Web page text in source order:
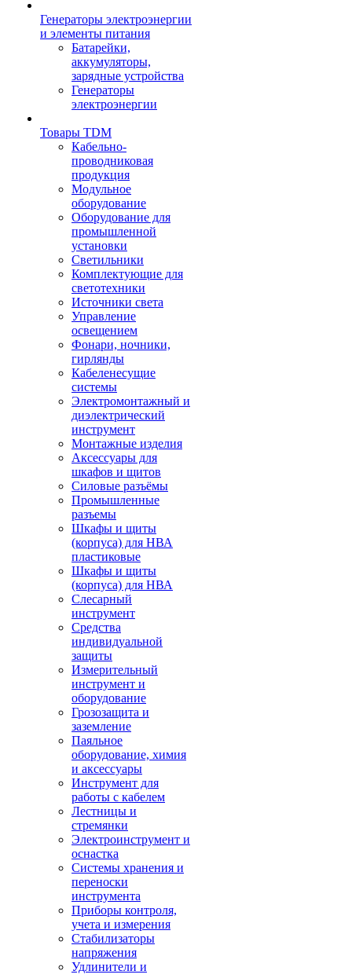
Генераторы электроэнергии
и элементы питания
Батарейки,
аккумуляторы,
зарядные устройства
Генераторы
электроэнергии
Товары TDM
Кабельно-
проводниковая
продукция
Модульное
оборудование
Оборудование для
промышленной
установки
Светильники
Комплектующие для
светотехники
Источники света
Управление
освещением
Фонари, ночники,
гирлянды
Кабеленесущие
системы
Электромонтажный и
диэлектрический
инструмент
Монтажные изделия
Аксессуары для
шкафов и щитов
Силовые разъёмы
Промышленные
разъемы
Шкафы и щиты
(корпуса) для НВА
пластиковые
Шкафы и щиты
(корпуса) для НВА
Слесарный
инструмент
Средства
индивидуальной
защиты
Измерительный
инструмент и
оборудование
Грозозащита и
заземление
Паяльное
оборудование, химия
и аксессуары
Инструмент для
работы с кабелем
Лестницы и
стремянки
Электроинструмент и
оснастка
Системы хранения и
переноски
инструмента
Приборы контроля,
учета и измерения
Стабилизаторы
напряжения
Удлинители и